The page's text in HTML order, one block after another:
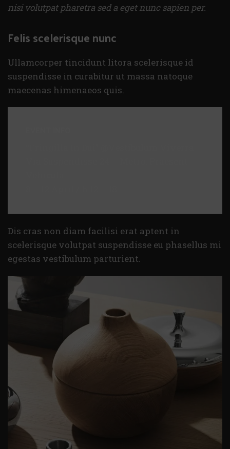
nisi volutpat pharetra sed a eget nunc sapien per.
Felis scelerisque nunc
Ullamcorper tincidunt litora scelerisque id
suspendisse in curabitur ut massa natoque
maecenas himenaeos quis.
Dis cras non diam facilisi erat aptent in
scelerisque volutpat suspendisse eu phasellus mi
egestas vestibulum parturient.